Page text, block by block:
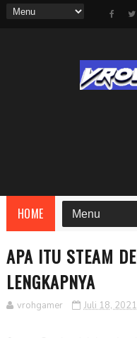
HOME
APA ITU STEAM
LENGKAPNYA
vrohgamer Juli 18, 2021